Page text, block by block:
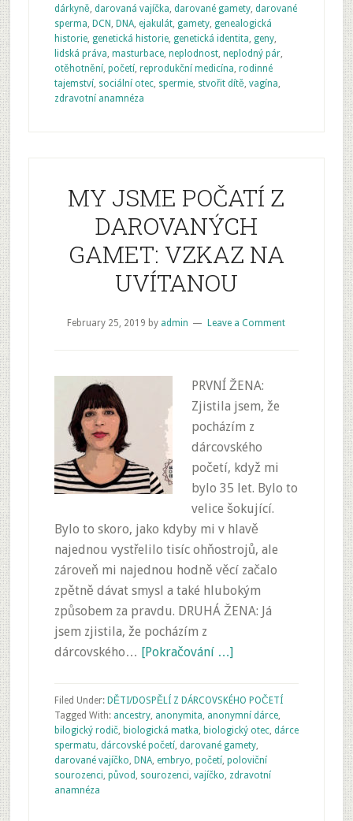
dárkyně, darovaná vajíčka, darované gamety, darované
sperma, DCN , DNA, ejakulát, gamety, genealogická
historie, genetická historie, genetická identita, geny,
lidská práva, masturbace, neplodnost, neplodný pár,
otěhotnění, početí, reprodukční medicína, rodinné
tajemství, sociální otec, spermie, stvořit dítě, vagína,
zdravotní anamnéza
MY JSME POČATÍ Z
DAROVANÝCH
GAMET: VZKAZ NA
UVÍTANOU
February 25, 2019 by admin Leave a Comment
PRVNÍ ŽENA:
Zjistila jsem, že
pocházím z
dárcovského
početí, když mi
bylo 35 let. Bylo to
velice šokující.
Bylo to skoro, jako kdyby mi v hlavě
najednou vystřelilo tisíc ohňostrojů, ale
zároveň mi najednou hodně věcí začalo
zpětně dávat smysl a také hlubokým
způsobem za pravdu. DRUHÁ ŽENA: Já
jsem zjistila, že pocházím z
dárcovského… [Pokračování …]
Filed Under: DĚTI/DOSPĚLÍ Z DÁRCOVSKÉHO POČETÍ
Tagged With: ancestry, anonymita, anonymní dárce,
bilogický rodič, biologická matka, biologický otec, dárce
spermatu, dárcovské početí, darované gamety,
darované vajíčko, DNA, embryo, početí, poloviční
sourozenci, původ , sourozenci, vajíčko, zdravotní
anamnéza